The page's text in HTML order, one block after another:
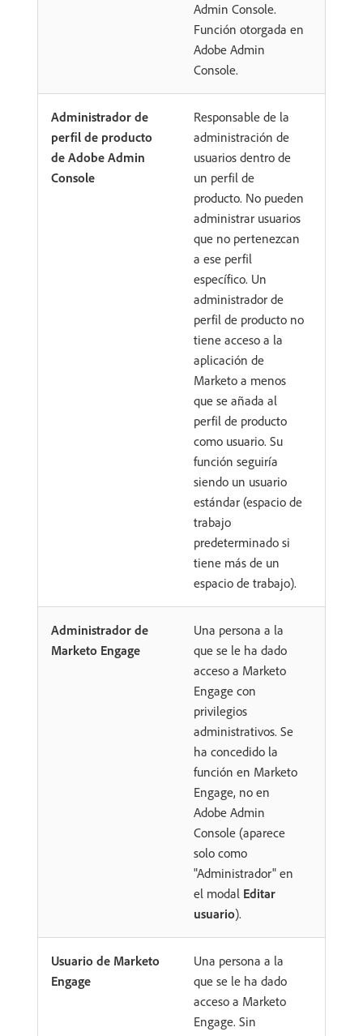
Admin Console.
Función otorgada en
Adobe Admin
Console.
Administrador de
perfil de producto
de Adobe Admin
Console
Responsable de la
administración de
usuarios dentro de
un perfil de
producto. No pueden
administrar usuarios
que no pertenezcan
a ese perfil
específico. Un
administrador de
perfil de producto no
tiene acceso a la
aplicación de
Marketo a menos
que se añada al
perfil de producto
como usuario. Su
función seguiría
siendo un usuario
estándar (espacio de
trabajo
predeterminado si
tiene más de un
espacio de trabajo).
Administrador de
Marketo Engage
Una persona a la
que se le ha dado
acceso a Marketo
Engage con
privilegios
administrativos. Se
ha concedido la
función en Marketo
Engage, no en
Adobe Admin
Console (aparece
solo como
"Administrador" en
el modal Editar
usuario).
Usuario de Marketo
Engage
Una persona a la
que se le ha dado
acceso a Marketo
Engage. Sin